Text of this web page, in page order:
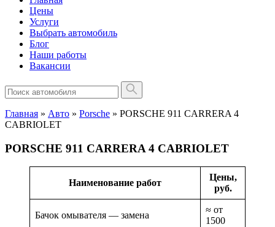
Цены
Услуги
Выбрать автомобиль
Блог
Наши работы
Вакансии
Главная » Авто » Porsche » PORSCHE 911 CARRERA 4
CABRIOLET
PORSCHE 911 CARRERA 4 CABRIOLET
Наименование работ
Цены,
руб.
Бачок омывателя — замена
≈ от
1500